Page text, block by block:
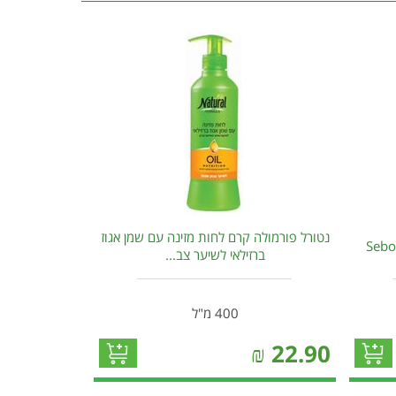
נטורל פורמולה קרם לחות מזינה עם שמן אגוז
ברזילאי לשיער צב...
400 מ"ל
22.90
₪